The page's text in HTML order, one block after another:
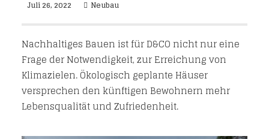
Juli 26, 2022 Neubau
Nachhaltiges Bauen ist für D&CO nicht nur eine
Frage der Notwendigkeit, zur Erreichung von
Klimazielen. Ökologisch geplante Häuser
versprechen den künftigen Bewohnern mehr
Lebensqualität und Zufriedenheit.